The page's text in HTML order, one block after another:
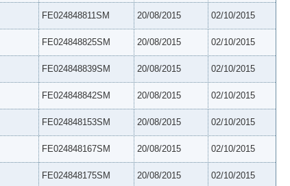
FE024848811SM 20/08/2015 02/10/2015
FE024848825SM 20/08/2015 02/10/2015
FE024848839SM 20/08/2015 02/10/2015
FE024848842SM 20/08/2015 02/10/2015
FE024848153SM 20/08/2015 02/10/2015
FE024848167SM 20/08/2015 02/10/2015
FE024848175SM 20/08/2015 02/10/2015